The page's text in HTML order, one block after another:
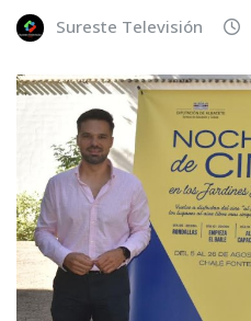
Sureste Televisión